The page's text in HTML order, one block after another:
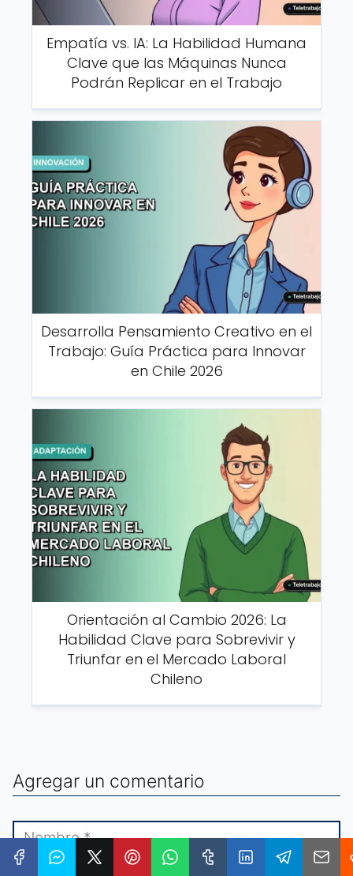
Empatía vs. IA: La Habilidad Humana
Clave que las Máquinas Nunca
Podrán Replicar en el Trabajo
Desarrolla Pensamiento Creativo en el
Trabajo: Guía Práctica para Innovar
en Chile 2026
Orientación al Cambio 2026: La
Habilidad Clave para Sobrevivir y
Triunfar en el Mercado Laboral
Chileno
Agregar un comentario